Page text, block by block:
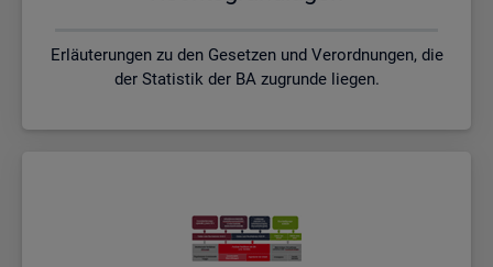
Erläuterungen zu den Gesetzen und Verordnungen, die
der Statistik der BA zugrunde liegen.